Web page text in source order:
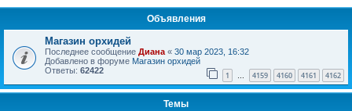
Объявления
Магазин орхидей
Последнее сообщение Диана « 30 мар 2023, 16:32
Добавлено в форуме Магазин орхидей
Ответы: 62422 1 … 4159 4160 4161 4162
Темы